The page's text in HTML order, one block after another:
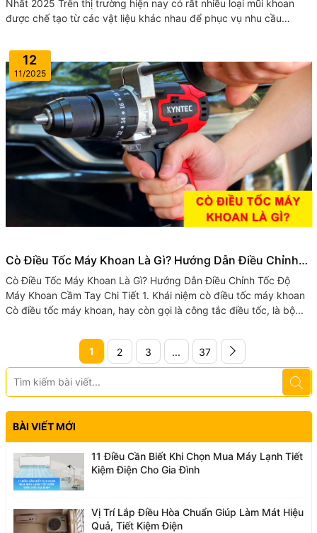
Nhất 2025 Trên thị trường hiện nay có rất nhiều loại mũi khoan
được chế tạo từ các vật liệu khác nhau để phục vụ nhu cầu
12
11/2025
Cò Điều Tốc Máy Khoan Là Gì? Hướng Dẫn Điều Chỉnh
Tốc Độ Máy Khoan Cầm Tay Chi Tiết
Cò Điều Tốc Máy Khoan Là Gì? Hướng Dẫn Điều Chỉnh Tốc Độ
Máy Khoan Cầm Tay Chi Tiết 1. Khái niệm cò điều tốc máy khoan
Cò điều tốc máy khoan, hay còn gọi là công tắc điều tốc, là bộ...
1 2 3 ... 37
BÀI VIẾT MỚI
11 Điều Cần Biết Khi Chọn Mua Máy Lạnh Tiết
Kiệm Điện Cho Gia Đình
Vị Trí Lắp Điều Hòa Chuẩn Giúp Làm Mát Hiệu
Quả, Tiết Kiệm Điện